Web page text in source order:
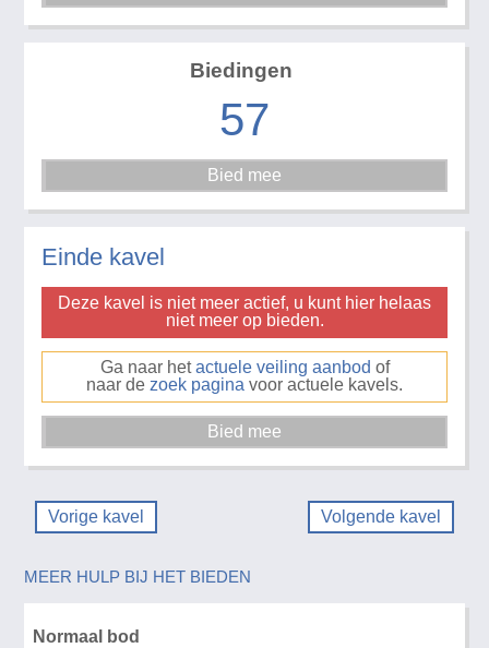
Biedingen
57
Einde kavel
Deze kavel is niet meer actief, u kunt hier helaas
niet meer op bieden.
Ga naar hetactuele veiling aanbod of
naar de zoek pagina voor actuele kavels.
Vorige kavel Volgende kavel
MEER HULP BIJ HET BIEDEN
Normaal bod